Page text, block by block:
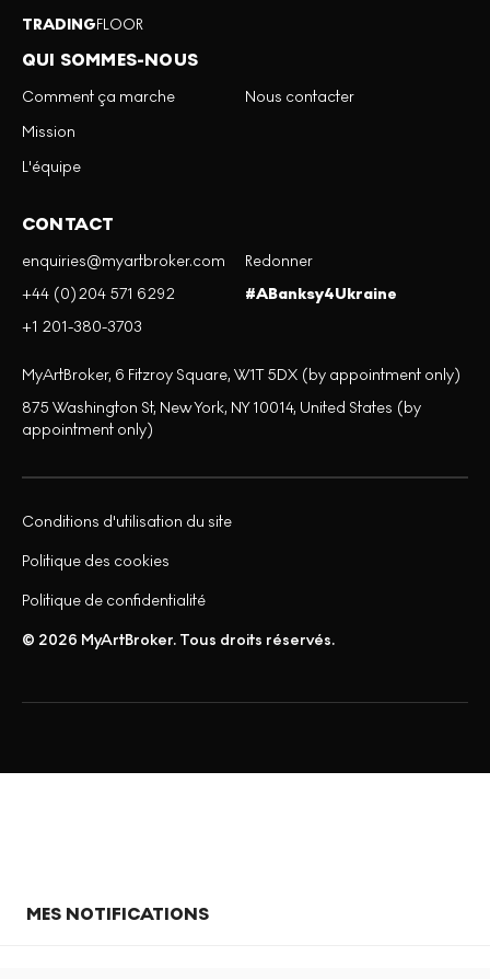
TRADINGFLOOR
QUI SOMMES-NOUS
Comment ça marche
Mission
L'équipe
Nous contacter
CONTACT
enquiries@myartbroker.com
+44 (0)204 571 6292
+1 201-380-3703
Redonner
#ABanksy4Ukraine
MyArtBroker, 6 Fitzroy Square, W1T 5DX (by appointment only)
875 Washington St, New York, NY 10014, United States (by
appointment only)
© 2026 MyArtBroker. Tous droits réservés.
Politique de confidentialité
Politique des cookies
Conditions d'utilisation du site
MES NOTIFICATIONS